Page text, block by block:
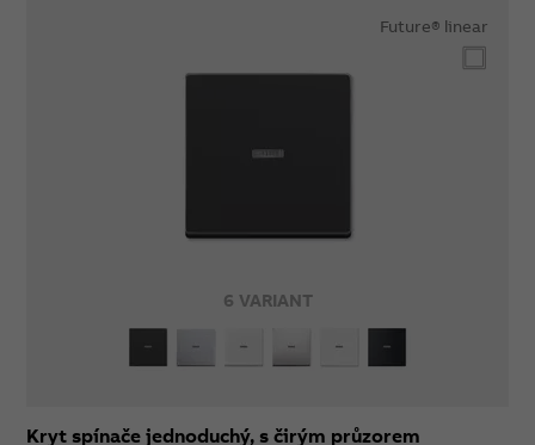
6 VARIANT
Future® linear
Kryt spínače jednoduchý, s čirým průzorem